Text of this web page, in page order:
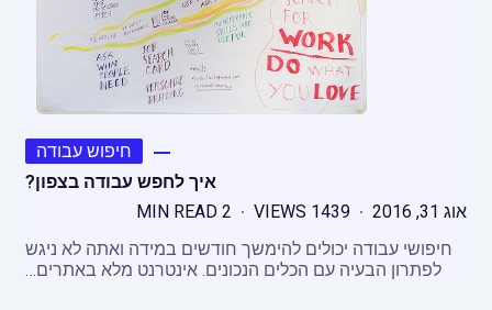
חיפוש עבודה
איך לחפש עבודה בצפון?
אוג 31, 2016
1439 VIEWS
2 MIN READ
חיפושי עבודה יכולים להימשך חודשים במידה ואתה לא ניגש
לפתרון הבעיה עם הכלים הנכונים. אינטרנט מלא באתרים…